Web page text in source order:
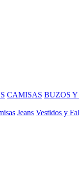
CAMISAS BUZOS
Jeans Vestidos y